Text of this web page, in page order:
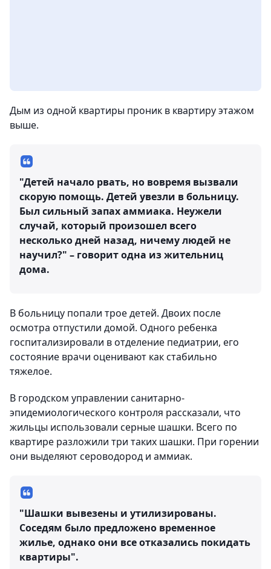
Дым из одной квартиры проник в квартиру этажом
выше.
"Детей начало рвать, но вовремя вызвали
скорую помощь. Детей увезли в больницу.
Был сильный запах аммиака. Неужели
случай, который произошел всего
несколько дней назад, ничему людей не
научил?" – говорит одна из жительниц
дома.
В больницу попали трое детей. Двоих после
осмотра отпустили домой. Одного ребенка
госпитализировали в отделение педиатрии, его
состояние врачи оценивают как стабильно
тяжелое.
В городском управлении санитарно-
эпидемиологического контроля рассказали, что
жильцы использовали серные шашки. Всего по
квартире разложили три таких шашки. При горении
они выделяют сероводород и аммиак.
"Шашки вывезены и утилизированы.
Соседям было предложено временное
жилье, однако они все отказались покидать
квартиры".